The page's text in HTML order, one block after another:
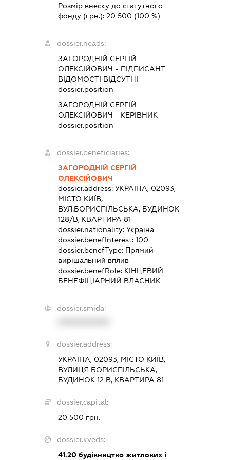
Розмір внеску до статутного
фонду (грн.): 20 500 (100 %)
dossier.heads:
ЗАГОРОДНІЙ СЕРГІЙ
ОЛЕКСІЙОВИЧ - ПІДПИСАНТ
ВІДОМОСТІ ВІДСУТНІ
dossier.position -
ЗАГОРОДНІЙ СЕРГІЙ
ОЛЕКСІЙОВИЧ - КЕРІВНИК
dossier.position -
dossier.beneficiaries:
ЗАГОРОДНІЙ СЕРГІЙ
ОЛЕКСІЙОВИЧ
dossier.address: УКРАЇНА, 02093,
МІСТО КИЇВ,
ВУЛ.БОРИСПІЛЬСЬКА, БУДИНОК
128/В, КВАРТИРА 81
dossier.nationality: Україна
dossier.benefInterest: 100
dossier.benefType: Прямий
вирішальний вплив
dossier.benefRole: КІНЦЕВИЙ
БЕНЕФІЦІАРНИЙ ВЛАСНИК
dossier.smida:
dossier.address:
УКРАЇНА, 02093, МІСТО КИЇВ,
ВУЛИЦЯ БОРИСПІЛЬСЬКА,
БУДИНОК 12 В, КВАРТИРА 81
dossier.capital:
20 500 грн.
dossier.kveds:
41.20будівництво житлових і